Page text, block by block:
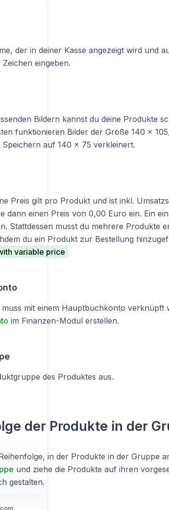
der in deiner Kasse angezeigt wird und
Zeichen eingeben.
Bildern kannst du deine Produkte
funktionieren Bilder der Größe 140 ×
Speichern auf 140 × 75 verkleinert.
Preis gilt pro Produkt und ist inkl.
dann einen Preis von 0,00 Euro ein. Ein
Stattdessen musst du mehrere Produkte
du ein Produkt zur Bestellung
variable price
mit einem Hauptbuchkonto verknüpft
im Finanzen-Modul erstellen.
des Produktes aus.
der Produkte in der
in der Produkte in der Gruppe
und ziehe die Produkte auf ihren
gestalten.